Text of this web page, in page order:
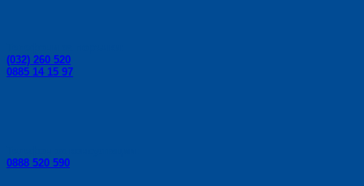
(032) 260 520
0885 14 15 97
0888 520 590